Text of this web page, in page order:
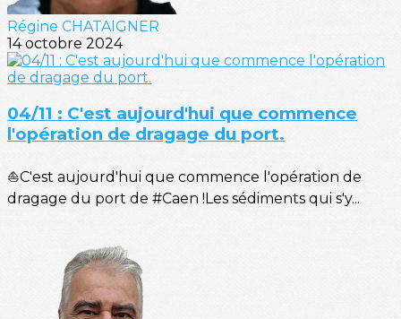
Régine CHATAIGNER
14 octobre 2024
04/11 : C'est aujourd'hui que commence
l'opération de dragage du port.
⛵C'est aujourd'hui que commence l'opération de
dragage du port de #Caen !Les sédiments qui s'y...